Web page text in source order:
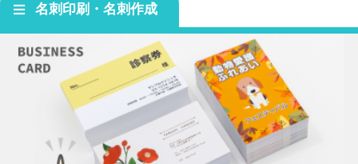
名刺印刷・名刺作成